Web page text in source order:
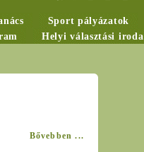
Sport pályázatok
Helyi választási iroda
Bővebben ...